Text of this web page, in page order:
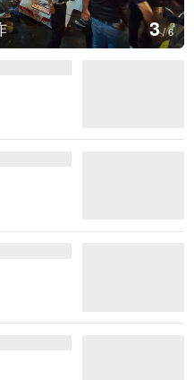
弥勒：欢庆火把节 4/6